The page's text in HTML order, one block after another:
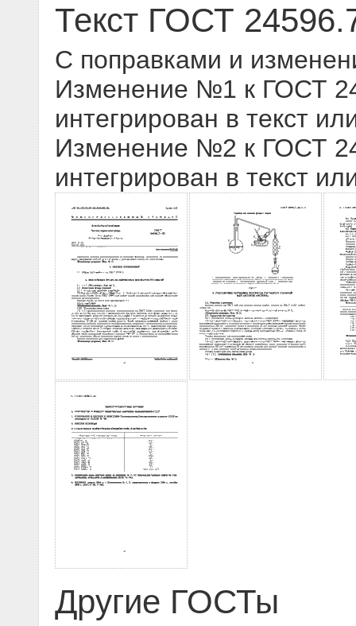
Текст ГОСТ
С поправками и
Изменение №1 к ГОСТ
интегрирован в текст
Изменение №2 к ГОСТ
интегрирован в текст
Другие ГОСТы